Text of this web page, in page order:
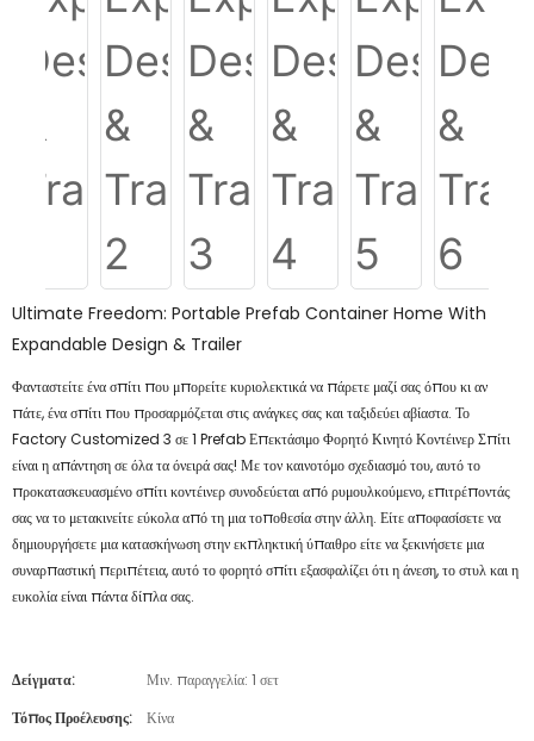
Ultimate Freedom: Portable Prefab Container Home With
Expandable Design & Trailer
Φανταστείτε ένα σπίτι που μπορείτε κυριολεκτικά να πάρετε μαζί σας όπου κι αν
πάτε, ένα σπίτι που προσαρμόζεται στις ανάγκες σας και ταξιδεύει αβίαστα. Το
Factory Customized 3 σε 1 Prefab Επεκτάσιμο Φορητό Κινητό Κοντέινερ Σπίτι
είναι η απάντηση σε όλα τα όνειρά σας! Με τον καινοτόμο σχεδιασμό του, αυτό το
προκατασκευασμένο σπίτι κοντέινερ συνοδεύεται από ρυμουλκούμενο, επιτρέποντάς
σας να το μετακινείτε εύκολα από τη μια τοποθεσία στην άλλη. Είτε αποφασίσετε να
δημιουργήσετε μια κατασκήνωση στην εκπληκτική ύπαιθρο είτε να ξεκινήσετε μια
συναρπαστική περιπέτεια, αυτό το φορητό σπίτι εξασφαλίζει ότι η άνεση, το στυλ και η
ευκολία είναι πάντα δίπλα σας.
Δείγματα:
Μιν. παραγγελία: 1 σετ
Τόπος Προέλευσης:
Κίνα